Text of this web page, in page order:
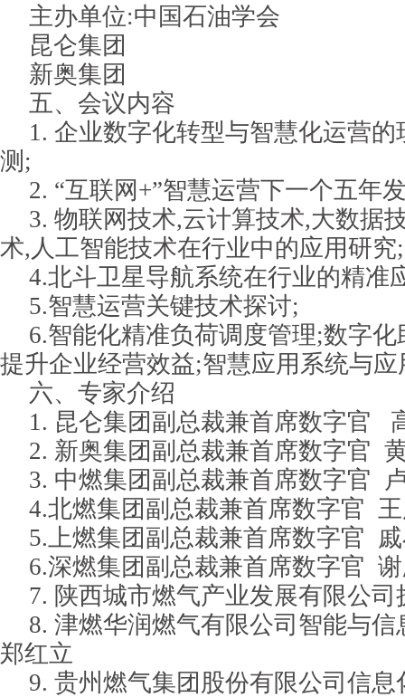
主办单位:中国石油学会
昆仑集团
新奥集团
五、会议内容
1. 企业数字化转型与智慧化运营
测;
2. “互联网+”智慧运营下一个五年
3. 物联网技术,云计算技术,大数据
术,人工智能技术在行业中的应用研究;
4.北斗卫星导航系统在行业的精准
5.智慧运营关键技术探讨;
6.智能化精准负荷调度管理;数字
提升企业经营效益;智慧应用系统与
六、专家介绍
1. 昆仑集团副总裁兼首席数字官
2. 新奥集团副总裁兼首席数字官
3. 中燃集团副总裁兼首席数字官
4.北燃集团副总裁兼首席数字官
5.上燃集团副总裁兼首席数字官
6.深燃集团副总裁兼首席数字官
7. 陕西城市燃气产业发展有限公
8. 津燃华润燃气有限公司智能与
郑红立
9. 贵州燃气集团股份有限公司信